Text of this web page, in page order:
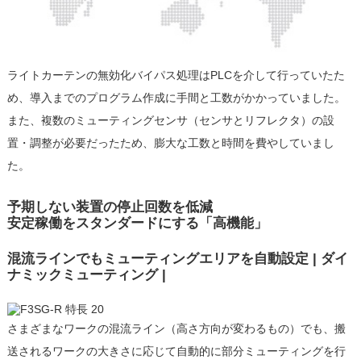
ライトカーテンの無効化バイパス処理はPLCを介して行っていたた
め、導入までのプログラム作成に手間と工数がかかっていました。
また、複数のミューティングセンサ（センサとリフレクタ）の設
置・調整が必要だったため、膨大な工数と時間を費やしていまし
た。
予期しない装置の停止回数を低減
安定稼働をスタンダードにする「高機能」
混流ラインでもミューティングエリアを自動設定 | ダイ
ナミックミューティング |
さまざまなワークの混流ライン（高さ方向が変わるもの）でも、搬
送されるワークの大きさに応じて自動的に部分ミューティングを行